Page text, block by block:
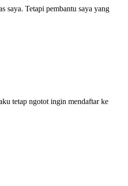
saya. Tetapi pembantu saya yang
tetap ngotot ingin mendaftar ke